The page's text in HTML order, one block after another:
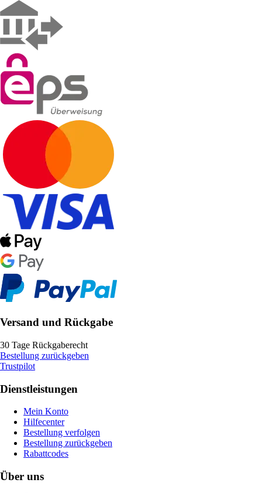
Versand und Rückgabe
30 Tage Rückgaberecht
Bestellung zurückgeben
Trustpilot
Dienstleistungen
Mein Konto
Hilfecenter
Bestellung verfolgen
Bestellung zurückgeben
Rabattcodes
Über uns